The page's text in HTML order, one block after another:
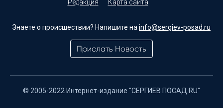
Редакция Карта сайта
Знаете о происшествии? Напишите на info@sergiev-posad.ru
Прислать Новость
© 2005-2022 Интернет-издание "СЕРГИЕВ ПОСАД.RU"